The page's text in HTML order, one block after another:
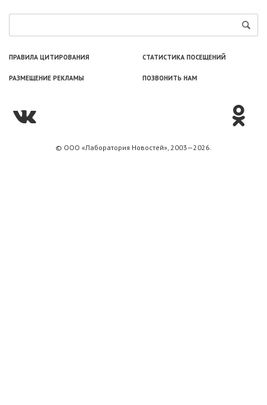
ПРАВИЛА ЦИТИРОВАНИЯ СТАТИСТИКА ПОСЕЩЕНИЙ
РАЗМЕЩЕНИЕ РЕКЛАМЫ ПОЗВОНИТЬ НАМ
© ООО «Лаборатория Новоcтей», 2003—2026.